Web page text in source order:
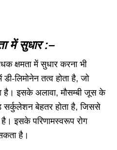
में सुधार :–
क्षमता में सुधार करना भी
लिमोनेन तत्व होता है, जो
है। इसके अलावा, मौसम्बी जूस के
सर्कुलेशन बेहतर होता है, जिससे
इसके परिणामस्वरूप रोग
है।